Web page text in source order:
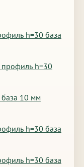
h=30 база
профиль h=30
база 10 мм
h=30 база
h=30 база